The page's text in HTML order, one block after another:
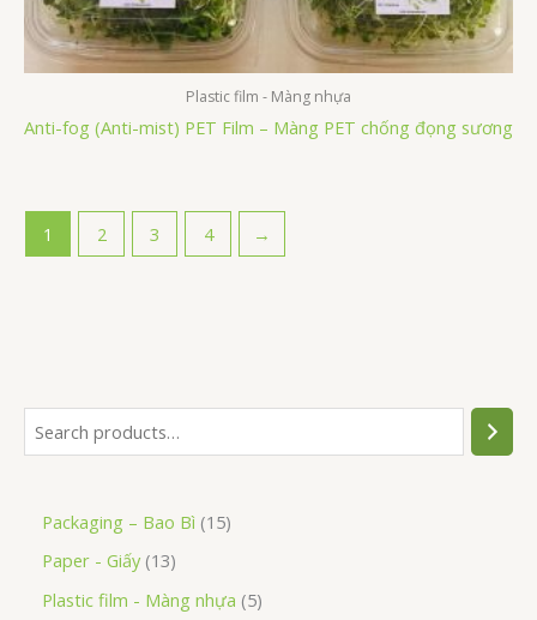
Packaging – Bao Bì 15
Paper - Giấy 13
Plastic film - Màng nhựa 5
Plastic film - Màng nhựa
Anti-fog (Anti-mist) PET Film – Màng PET chống đọng sương
1 2 3 4 →